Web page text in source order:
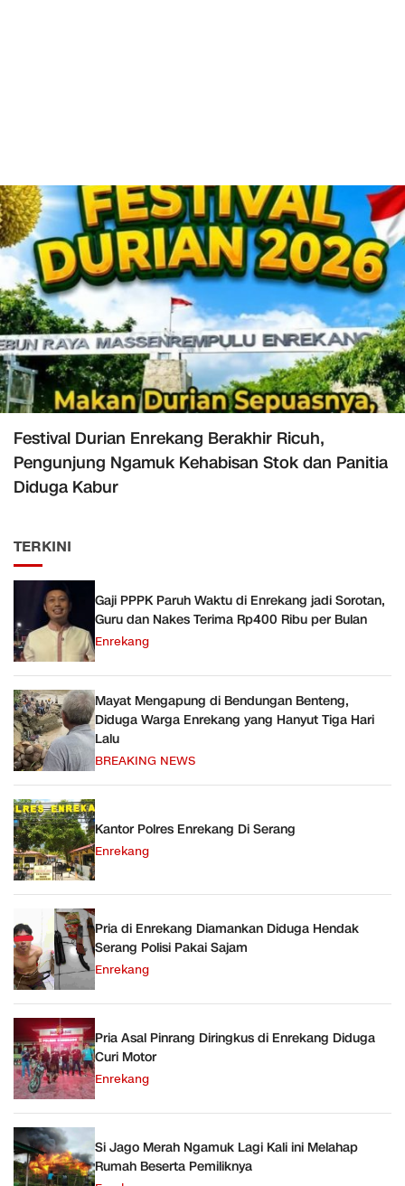
Festival Durian Enrekang Berakhir Ricuh,
Pengunjung Ngamuk Kehabisan Stok dan Panitia
Diduga Kabur
TERKINI
Gaji PPPK Paruh Waktu di Enrekang jadi Sorotan,
Guru dan Nakes Terima Rp400 Ribu per Bulan
Enrekang
Mayat Mengapung di Bendungan Benteng,
Diduga Warga Enrekang yang Hanyut Tiga Hari
Lalu
BREAKING NEWS
Kantor Polres Enrekang Di Serang
Enrekang
Pria di Enrekang Diamankan Diduga Hendak
Serang Polisi Pakai Sajam
Enrekang
Pria Asal Pinrang Diringkus di Enrekang Diduga
Curi Motor
Enrekang
Si Jago Merah Ngamuk Lagi Kali ini Melahap
Rumah Beserta Pemiliknya